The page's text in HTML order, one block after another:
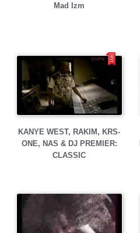
Mad Izm
KANYE WEST, RAKIM, KRS-
ONE, NAS & DJ PREMIER:
CLASSIC